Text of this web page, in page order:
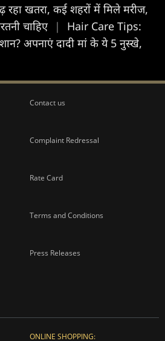
रहा खतरा, कई शहरों में मिले मरीज,
चाहिए |
Hair Care Tips:
अपनाएं दादी मां के ये 5 नुस्खे,
Contact us
Complaint Redressal
Rate Card
Terms and Conditions
Press Releases
ONLINE SHOPPING: